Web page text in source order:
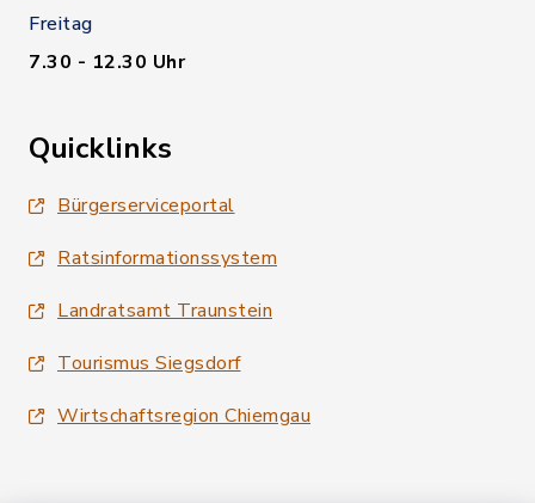
Freitag
7.30 - 12.30 Uhr
Quicklinks
Bürgerserviceportal
Ratsinformationssystem
Landratsamt Traunstein
Tourismus Siegsdorf
Wirtschaftsregion Chiemgau